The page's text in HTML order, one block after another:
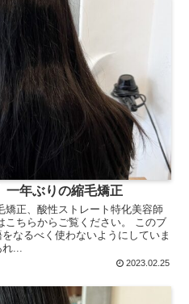
一年ぶりの縮毛矯正
矯正、酸性ストレート特化美容師
こちらからご覧ください。 このブ
なるべく使わないようにしていま
れ...
2023.02.25